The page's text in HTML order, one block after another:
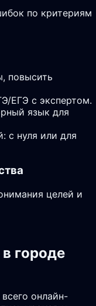
по критериям
повысить
ЕГЭ с экспертом.
язык для
с нуля или для
целей и
городе
онлайн-